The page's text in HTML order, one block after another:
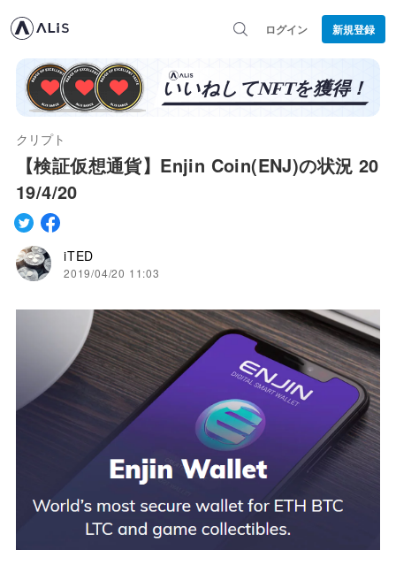
ログイン 新規登録
クリプト
【検証仮想通貨】Enjin Coin(ENJ)の状況 20
19/4/20
iTED
2019/04/20 11:03